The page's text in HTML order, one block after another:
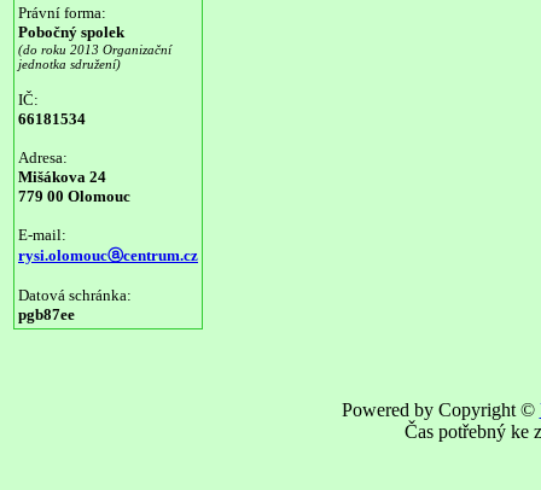
Právní forma:
Pobočný spolek
(do roku 2013 Organizační
jednotka sdružení)
IČ:
66181534
Adresa:
Mišákova 24
779 00 Olomouc
E-mail:
rysi.olomoucⓐcentrum.cz
Datová schránka:
pgb87ee
Powered by Copyright ©
Čas potřebný ke